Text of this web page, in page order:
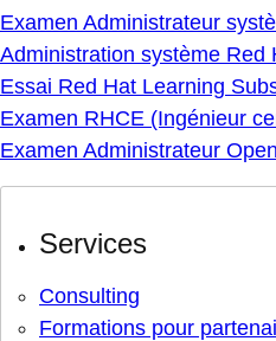
Examen Administrateur
Administration système Red
Essai Red Hat Learning
Examen RHCE (Ingénieur
Examen Administrateur
Services
Consulting
Formations pour